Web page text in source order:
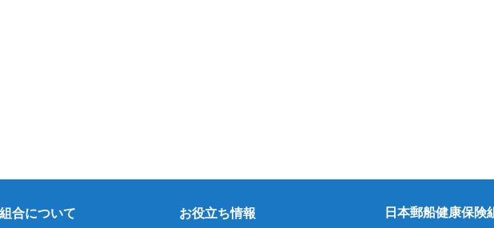
合について お役立ち情報 日本郵船健康保険